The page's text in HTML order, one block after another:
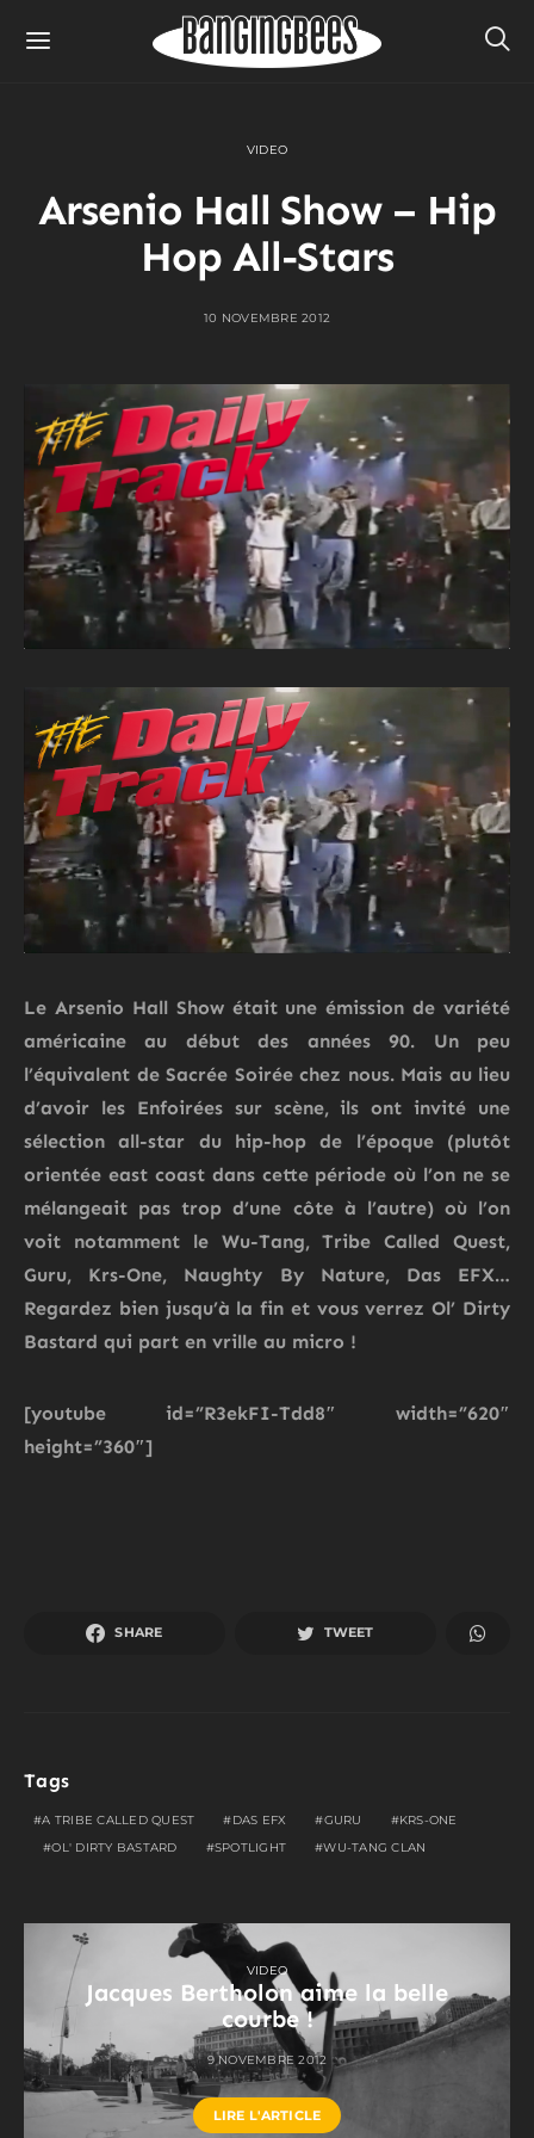
VIDEO
Arsenio Hall Show – Hip
Hop All-Stars
10 NOVEMBRE 2012
Le Arsenio Hall Showétait une émission de variété
américaine au début des années 90. Un peu
l’équivalent de Sacrée Soirée chez nous. Mais au lieu
d’avoir les Enfoirées sur scène, ils ont invité une
sélection all-star du hip-hop de l’époque (plutôt
orientée east coast dans cette période où l’on ne se
mélangeait pas trop d’une côte à l’autre) où l’on
voit notamment le Wu-Tang, Tribe Called Quest,
Guru, Krs-One, Naughty By Nature, Das EFX…
Regardez bien jusqu’à la fin et vous verrezOl’ Dirty
Bastard qui part en vrille au micro !
[youtube id=”R3ekFI-Tdd8″ width=”620″
height=”360″]
SHARE TWEET
Tags
A TRIBE CALLED QUEST DAS EFX GURU
KRS-ONE
OL' DIRTY BASTARD
SPOTLIGHT WU-TANG CLAN
VIDEO
Jacques Bertholon aime la belle
courbe !
9 NOVEMBRE 2012
LIRE L'ARTICLE